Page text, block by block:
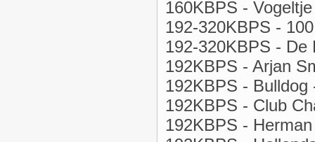
160KBPS -
192-320KBPS -
192-320KBPS - De
192KBPS - Arjan
192KBPS - Bulldog
192KBPS - Club
192KBPS -